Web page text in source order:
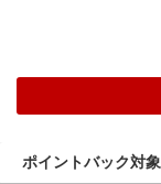
家電・PC・スマホ
スポーツ・アウトド
旅行特集
ポイントバック対